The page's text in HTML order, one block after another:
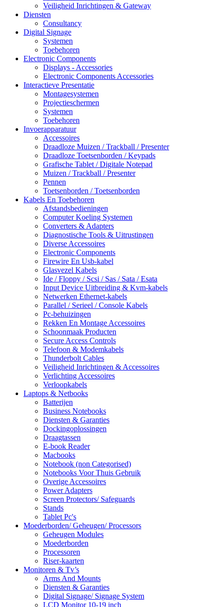
Veiligheid Inrichtingen & Gateway
Diensten
Consultancy
Digital Signage
Systemen
Toebehoren
Electronic Components
Displays - Accessories
Electronic Components Accessories
Interactieve Presentatie
Montagesystemen
Projectieschermen
Systemen
Toebehoren
Invoerapparatuur
Accessoires
Draadloze Muizen / Trackball / Presenter
Draadloze Toetsenborden / Keypads
Grafische Tablet / Digitale Notepad
Muizen / Trackball / Presenter
Pennen
Toetsenborden / Toetsenborden
Kabels En Toebehoren
Afstandsbedieningen
Computer Koeling Systemen
Converters & Adapters
Diagnostische Tools & Uitrustingen
Diverse Accessoires
Electronic Components
Firewire En Usb-kabel
Glasvezel Kabels
Ide / Floppy / Scsi / Sas / Sata / Esata
Input Device Uitbreiding & Kvm-kabels
Netwerken Ethernet-kabels
Parallel / Serieel / Console Kabels
Pc-behuizingen
Rekken En Montage Accessoires
Schoonmaak Producten
Secure Access Controls
Telefoon & Modemkabels
Thunderbolt Cables
Veiligheid Inrichtingen & Accessoires
Verlichting Accessoires
Verloopkabels
Laptops & Netbooks
Batterijen
Business Notebooks
Diensten & Garanties
Dockingoplossingen
Draagtassen
E-book Reader
Macbooks
Notebook (non Categorised)
Notebooks Voor Thuis Gebruik
Overige Accessoires
Power Adapters
Screen Protectors/ Safeguards
Stands
Tablet Pc's
Moederborden/ Geheugen/ Processors
Geheugen Modules
Moederborden
Processoren
Riser-kaarten
Monitoren & Tv’s
Arms And Mounts
Diensten & Garanties
Digital Signage/ Signage System
LCD Monitor 10-19 inch